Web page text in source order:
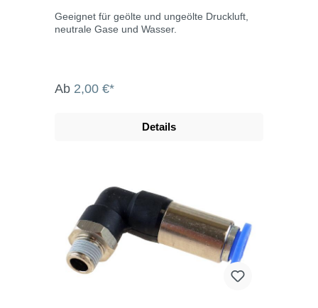
Geeignet für geölte und ungeölte Druckluft,
neutrale Gase und Wasser.
Ab 2,00 €*
Details